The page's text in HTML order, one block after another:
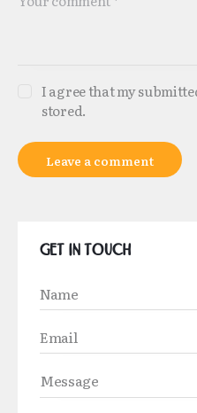
I agree that my
stored.
Get in Touch